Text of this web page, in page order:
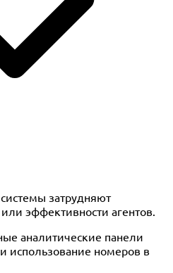
затрудняют
эффективности агентов.
аналитические панели
использование номеров в